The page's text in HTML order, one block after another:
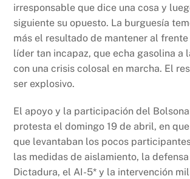
irresponsable que dice una cosa y
siguiente su opuesto. La burguesía
más el resultado de mantener al frente
líder tan incapaz, que echa gasolina a
con una crisis colosal en marcha. El
ser explosivo.
El apoyo y la participación del
protesta el domingo 19 de abril, en
que levantaban los pocos
las medidas de aislamiento, la
Dictadura, el AI-5* y la intervención